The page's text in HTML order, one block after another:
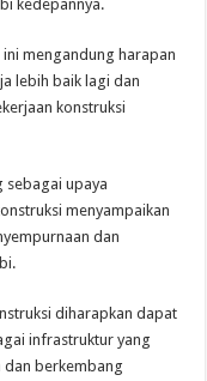
kedepannya.
mengandung harapan
lebih baik lagi dan
konstruksi
sebagai upaya
menyampaikan
dan
diharapkan dapat
infrastruktur yang
dan berkembang